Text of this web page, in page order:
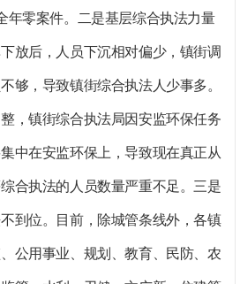
年零案件。 二是基层综合执法力量
放后，人员下沉相对偏少，镇街调
够，导致镇街综合执法人少事多。
，镇街综合执法局因安监环保任务
中在安监环保上，导致现在真正从
合执法的人员数量严重不足。 三是
到位。 目前，除城管条线外，各镇
公用事业、规划、教育、民防、农